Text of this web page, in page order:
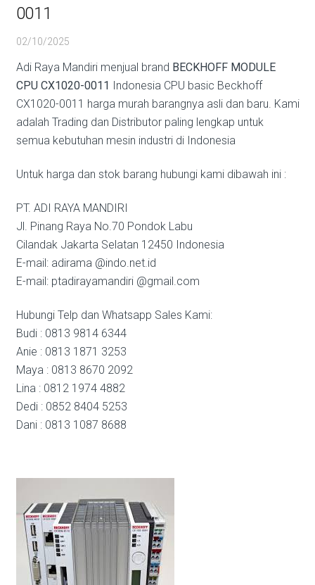
0011
02/10/2025
Adi Raya Mandiri menjual brand BECKHOFF MODULE
CPU CX1020-0011 Indonesia CPU basic Beckhoff
CX1020-0011 harga murah barangnya asli dan baru. Kami
adalah Trading dan Distributor paling lengkap untuk
semua kebutuhan mesin industri di Indonesia
Untuk harga dan stok barang hubungi kami dibawah ini :
PT. ADI RAYA MANDIRI
Jl. Pinang Raya No.70 Pondok Labu
Cilandak Jakarta Selatan 12450 Indonesia
E-mail: adirama @indo.net.id
E-mail: ptadirayamandiri @gmail.com
Hubungi Telp dan Whatsapp Sales Kami:
Budi : 0813 9814 6344
Anie : 0813 1871 3253
Maya : 0813 8670 2092
Lina : 0812 1974 4882
Dedi : 0852 8404 5253
Dani : 0813 1087 8688